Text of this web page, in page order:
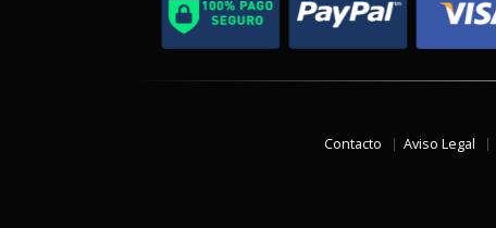
Contacto Aviso Legal